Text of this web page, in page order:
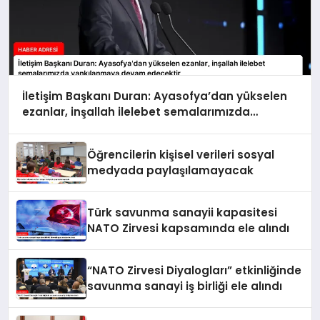
İletişim Başkanı Duran: Ayasofya’dan yükselen
ezanlar, inşallah ilelebet semalarımızda
Öğrencilerin kişisel verileri sosyal
medyada paylaşılamayacak
Türk savunma sanayii kapasitesi
NATO Zirvesi kapsamında ele alındı
“NATO Zirvesi Diyalogları” etkinliğinde
savunma sanayi iş birliği ele alındı